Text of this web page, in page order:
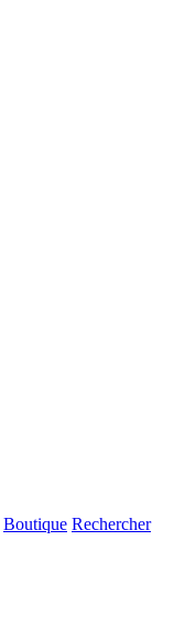
Boutique Rechercher